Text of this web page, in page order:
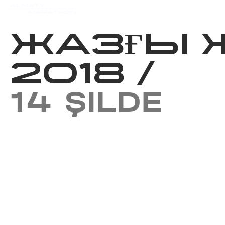
ЖАЗҒЫ
2018 /
14 ŞILDE